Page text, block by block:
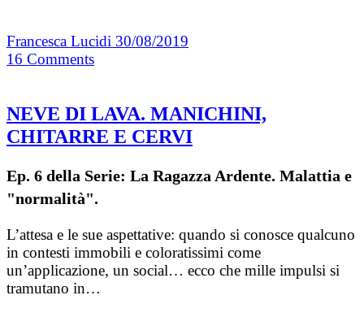
Francesca Lucidi 30/08/2019
16 Comments
NEVE DI LAVA. MANICHINI,
CHITARRE E CERVI
Ep. 6 della Serie: La Ragazza Ardente. Malattia e
"normalità".
L’attesa e le sue aspettative: quando si conosce qualcuno
in contesti immobili e coloratissimi come
un’applicazione, un social… ecco che mille impulsi si
tramutano in…